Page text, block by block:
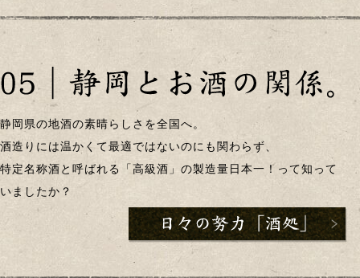
静岡県の地酒の素晴らしさを全国へ。
酒造りには温かくて最適ではないのにも関わらず、
特定名称酒と呼ばれる「高級酒」の製造量日本一！って知って
いましたか？